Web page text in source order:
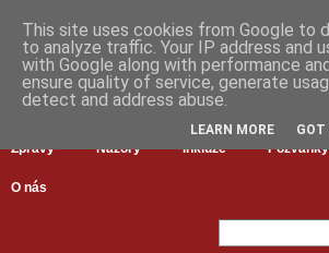
Zprávy Názory Inkluze Pozvánky
O nás
This site uses cookies from Google to
to analyze traffic. Your IP address and
with Google along with performance
ensure quality of service, generate
detect and address abuse.
LEARN MORE GOT